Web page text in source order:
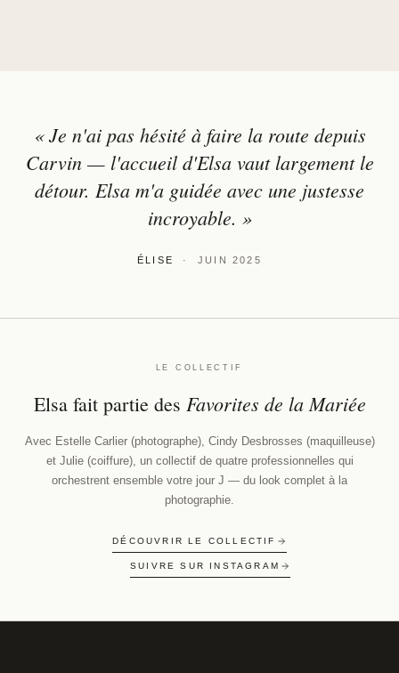
« Je n'ai pas hésité à faire la route depuis
Carvin — l'accueil d'Elsa vaut largement le
détour. Elsa m'a guidée avec une justesse
incroyable. »
ÉLISE · JUIN 2025
LE COLLECTIF
Elsa fait partie des Favorites de la Mariée
Avec Estelle Carlier (photographe), Cindy Desbrosses (maquilleuse)
et Julie (coiffure), un collectif de quatre professionnelles qui
orchestrent ensemble votre jour J — du look complet à la
photographie.
DÉCOUVRIR LE COLLECTIF
SUIVRE SUR INSTAGRAM